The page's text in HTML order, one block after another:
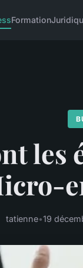
Formation
les
tatienne•19